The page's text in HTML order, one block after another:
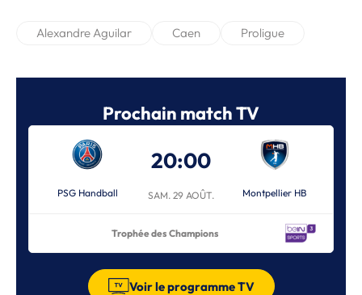
Alexandre Aguilar Caen Proligue
Prochain match TV
PSG Handball
20:00
SAM. 29 AOÛT. Montpellier HB
Trophée des Champions
Voir le programme TV